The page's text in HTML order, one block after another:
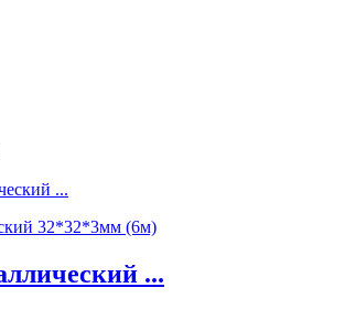
32*32*3мм (6м)
...